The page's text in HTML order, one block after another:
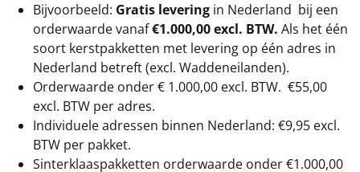
Bijvoorbeeld: Gratis levering in Nederland bij een
orderwaarde vanaf€1.000,00 excl. BTW. Als het één
soort kerstpakketten met levering op één adres in
Nederland betreft (excl. Waddeneilanden).
Orderwaarde onder € 1.000,00 excl. BTW. €55,00
excl. BTW per adres.
Individuele adressen binnen Nederland: €9,95 excl.
BTW per pakket.
Sinterklaaspakketten orderwaarde onder €1.000,00